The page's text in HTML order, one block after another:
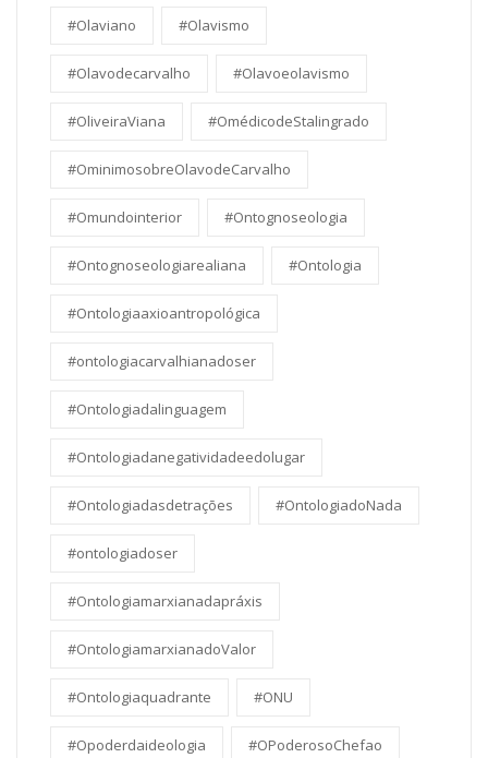
#Olaviano #Olavismo
#Olavodecarvalho #Olavoeolavismo
#OliveiraViana #OmédicodeStalingrado
#OminimosobreOlavodeCarvalho
#Omundointerior #Ontognoseologia
#Ontognoseologiarealiana #Ontologia
#Ontologiaaxioantropológica
#ontologiacarvalhianadoser
#Ontologiadalinguagem
#Ontologiadanegatividadeedolugar
#Ontologiadasdetrações #OntologiadoNada
#ontologiadoser
#Ontologiamarxianadapráxis
#OntologiamarxianadoValor
#Ontologiaquadrante #ONU
#Opoderdaideologia #OPoderosoChefao